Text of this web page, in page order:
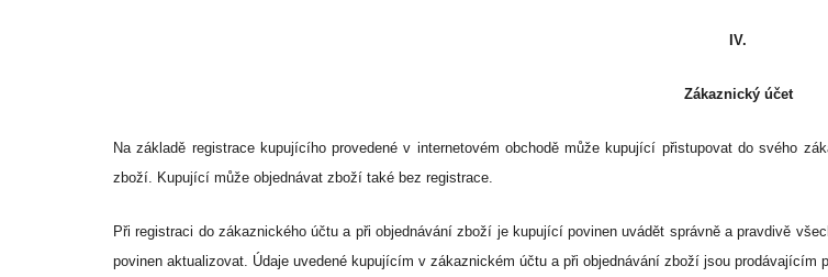
IV.
Zákaznický účet
Na základě registrace kupujícího provedené v internetovém obchodě může kupující přistupovat do svého
zboží. Kupující může objednávat zboží také bez registrace.
Při registraci do zákaznického účtu a při objednávání zboží je kupující povinen uvádět správně a pravdivě
povinen aktualizovat. Údaje uvedené kupujícím v zákaznickém účtu a při objednávání zboží jsou prodávajícím